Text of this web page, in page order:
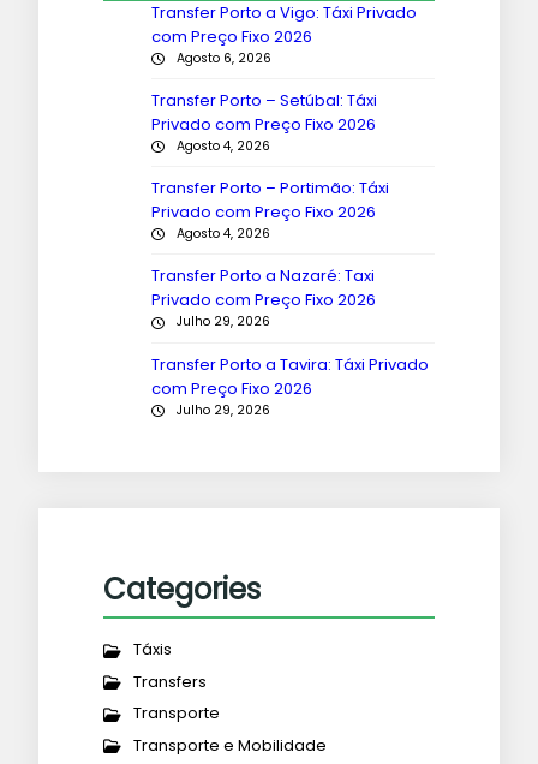
Transfer Porto a Vigo: Táxi Privado
com Preço Fixo 2026
Agosto 6, 2026
Transfer Porto – Setúbal: Táxi
Privado com Preço Fixo 2026
Agosto 4, 2026
Transfer Porto – Portimão: Táxi
Privado com Preço Fixo 2026
Agosto 4, 2026
Transfer Porto a Nazaré: Taxi
Privado com Preço Fixo 2026
Julho 29, 2026
Transfer Porto a Tavira: Táxi Privado
com Preço Fixo 2026
Julho 29, 2026
Categories
Táxis
Transfers
Transporte
Transporte e Mobilidade